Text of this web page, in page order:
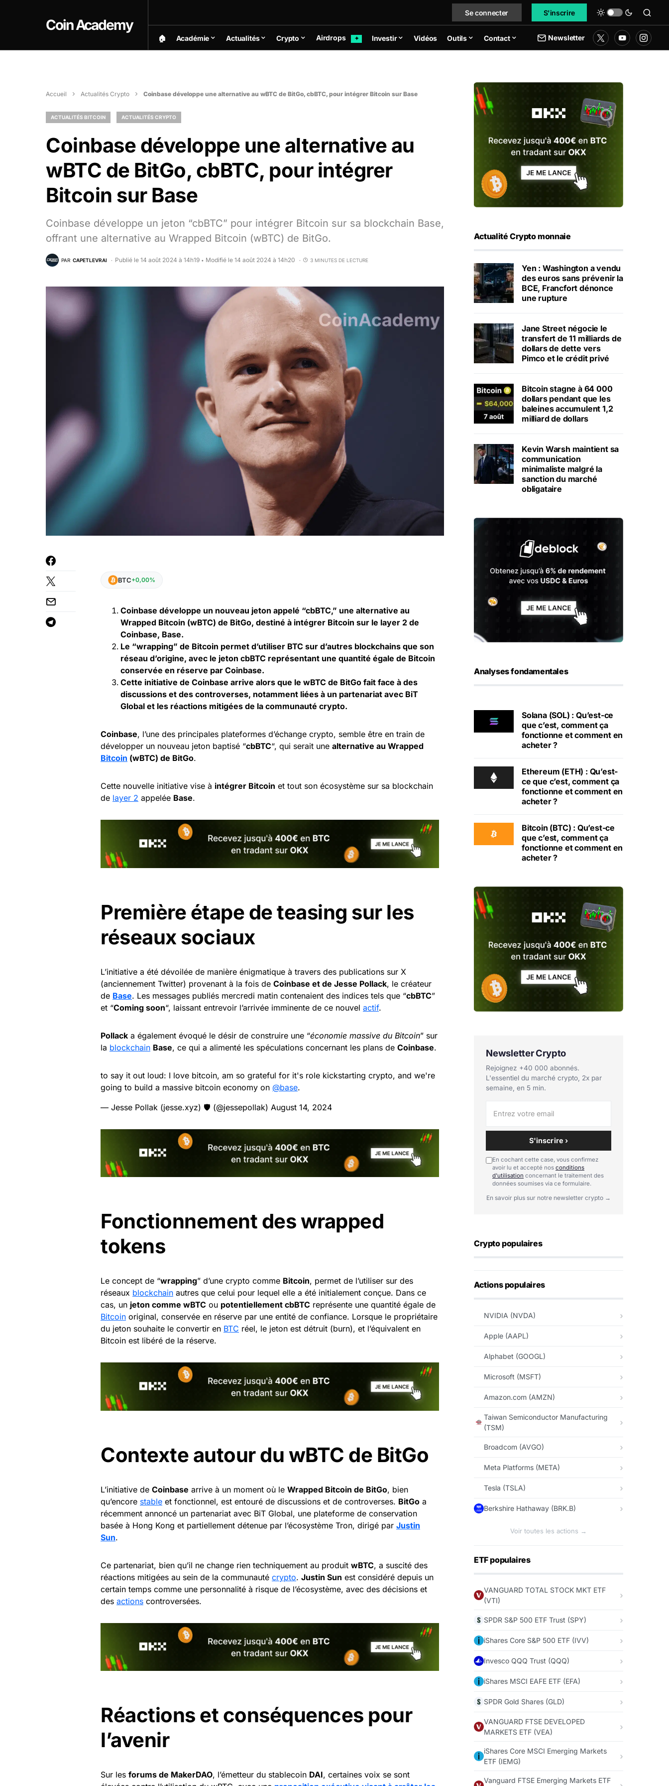
Coin Academy
Se connecter S'inscrire
🏠︎ Académie Actualités Crypto Airdrops ✦ Investir Vidéos Outils Contact Newsletter
Accueil Actualités Crypto Coinbase développe une alternative au wBTC de BitGo, cbBTC, pour intégrer Bitcoin sur Base
ACTUALITÉS BITCOIN ACTUALITÉS CRYPTO
Coinbase développe une alternative au
wBTC de BitGo, cbBTC, pour intégrer
Bitcoin sur Base
Coinbase développe un jeton “cbBTC” pour intégrer Bitcoin sur sa blockchain Base,
offrant une alternative au Wrapped Bitcoin (wBTC) de BitGo.
PAR CAPETLEVRAI Publié le 14 août 2024 à 14h19 • Modifié le 14 août 2024 à 14h20 3 MINUTES DE LECTURE
BTC+0,00%
Coinbase développe un nouveau jeton appelé “cbBTC,” une alternative au
Wrapped Bitcoin (wBTC) de BitGo, destiné à intégrer Bitcoin sur le layer 2 de
Coinbase, Base.
Le “wrapping” de Bitcoin permet d’utiliser BTC sur d’autres blockchains que son
réseau d’origine, avec le jeton cbBTC représentant une quantité égale de Bitcoin
conservée en réserve par Coinbase.
Cette initiative de Coinbase arrive alors que le wBTC de BitGo fait face à des
discussions et des controverses, notamment liées à un partenariat avec BiT
Global et les réactions mitigées de la communauté crypto.
Coinbase, l’une des principales plateformes d’échange crypto, semble être en train de
développer un nouveau jeton baptisé “cbBTC“, qui serait une alternative au Wrapped
Bitcoin (wBTC) de BitGo.
Cette nouvelle initiative vise à intégrer Bitcoin et tout son écosystème sur sa blockchain
de layer 2 appelée Base.
Première étape de teasing sur les
réseaux sociaux
L’initiative a été dévoilée de manière énigmatique à travers des publications sur X
(anciennement Twitter) provenant à la fois de Coinbase et de Jesse Pollack, le créateur
de Base. Les messages publiés mercredi matin contenaient des indices tels que “cbBTC”
et “Coming soon“, laissant entrevoir l’arrivée imminente de ce nouvel actif.
Pollack a également évoqué le désir de construire une “économie massive du Bitcoin” sur
la blockchain Base, ce qui a alimenté les spéculations concernant les plans de Coinbase.
to say it out loud: I love bitcoin, am so grateful for it's role kickstarting crypto, and we're
going to build a massive bitcoin economy on @base.
— Jesse Pollak (jesse.xyz) 🛡️ (@jessepollak) August 14, 2024
Fonctionnement des wrapped
tokens
Le concept de “wrapping” d’une crypto comme Bitcoin, permet de l’utiliser sur des
réseaux blockchain autres que celui pour lequel elle a été initialement conçue. Dans ce
cas, un jeton comme wBTC ou potentiellement cbBTC représente une quantité égale de
Bitcoin original, conservée en réserve par une entité de confiance. Lorsque le propriétaire
du jeton souhaite le convertir en BTC réel, le jeton est détruit (burn), et l’équivalent en
Bitcoin est libéré de la réserve.
Contexte autour du wBTC de BitGo
L’initiative de Coinbase arrive à un moment où le Wrapped Bitcoin de BitGo, bien
qu’encore stable et fonctionnel, est entouré de discussions et de controverses. BitGo a
récemment annoncé un partenariat avec BiT Global, une plateforme de conservation
basée à Hong Kong et partiellement détenue par l’écosystème Tron, dirigé par Justin
Sun.
Ce partenariat, bien qu’il ne change rien techniquement au produit wBTC, a suscité des
réactions mitigées au sein de la communauté crypto. Justin Sun est considéré depuis un
certain temps comme une personnalité à risque de l’écosystème, avec des décisions et
des actions controversées.
Réactions et conséquences pour
l’avenir
Sur les forums de MakerDAO, l’émetteur du stablecoin DAI, certaines voix se sont
Actualité Crypto monnaie
Yen : Washington a vendu
des euros sans prévenir la
BCE, Francfort dénonce
une rupture
Jane Street négocie le
transfert de 11 milliards de
dollars de dette vers
Pimco et le crédit privé
Bitcoin stagne à 64 000
dollars pendant que les
baleines accumulent 1,2
milliard de dollars
Kevin Warsh maintient sa
communication
minimaliste malgré la
sanction du marché
obligataire
Analyses fondamentales
Solana (SOL) : Qu’est-ce
que c’est, comment ça
fonctionne et comment en
acheter ?
Ethereum (ETH) : Qu’est-
ce que c’est, comment ça
fonctionne et comment en
acheter ?
Bitcoin (BTC) : Qu’est-ce
que c’est, comment ça
fonctionne et comment en
acheter ?
Newsletter Crypto
Rejoignez +40 000 abonnés.
L'essentiel du marché crypto, 2x par
semaine, en 5 min.
S'inscrire ›
En cochant cette case, vous confirmez
avoir lu et accepté nos conditions
d'utilisation concernant le traitement des
données soumises via ce formulaire.
En savoir plus sur notre newsletter crypto →
Crypto populaires
Actions populaires
NVIDIA (NVDA)
Apple (AAPL)
Alphabet (GOOGL)
Microsoft (MSFT)
Amazon.com (AMZN)
Taiwan Semiconductor Manufacturing
(TSM)
Broadcom (AVGO)
Meta Platforms (META)
Tesla (TSLA)
Berkshire Hathaway (BRK.B)
Voir toutes les actions →
ETF populaires
VANGUARD TOTAL STOCK MKT ETF
(VTI)
SPDR S&P 500 ETF Trust (SPY)
iShares Core S&P 500 ETF (IVV)
Invesco QQQ Trust (QQQ)
iShares MSCI EAFE ETF (EFA)
SPDR Gold Shares (GLD)
VANGUARD FTSE DEVELOPED
MARKETS ETF (VEA)
iShares Core MSCI Emerging Markets
ETF (IEMG)
Vanguard FTSE Emerging Markets ETF